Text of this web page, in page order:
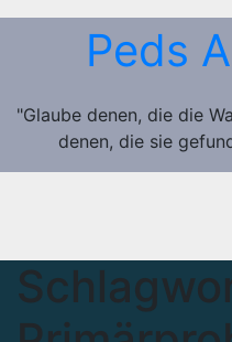
Zum
Peds
"Glaube denen, die die
denen, die sie